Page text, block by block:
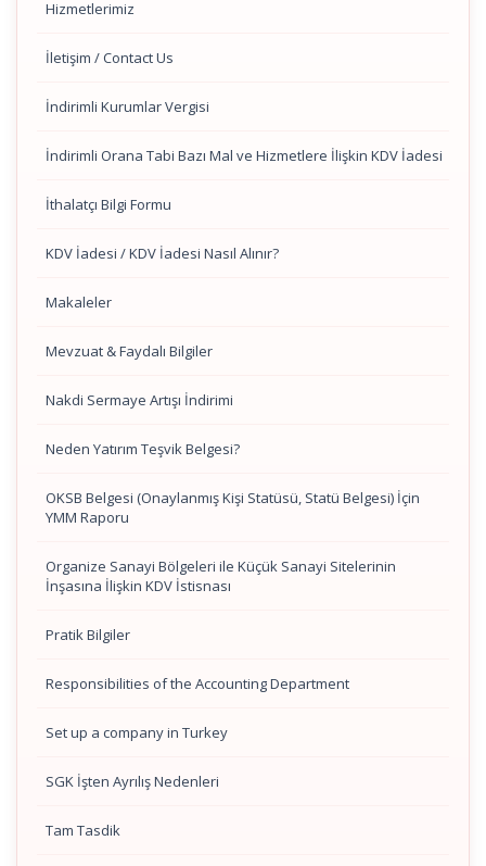
Hizmetlerimiz
İletişim / Contact Us
İndirimli Kurumlar Vergisi
İndirimli Orana Tabi Bazı Mal ve Hizmetlere İlişkin KDV İadesi
İthalatçı Bilgi Formu
KDV İadesi / KDV İadesi Nasıl Alınır?
Makaleler
Mevzuat & Faydalı Bilgiler
Nakdi Sermaye Artışı İndirimi
Neden Yatırım Teşvik Belgesi?
OKSB Belgesi (Onaylanmış Kişi Statüsü, Statü Belgesi) İçin
YMM Raporu
Organize Sanayi Bölgeleri ile Küçük Sanayi Sitelerinin
İnşasına İlişkin KDV İstisnası
Pratik Bilgiler
Responsibilities of the Accounting Department
Set up a company in Turkey
SGK İşten Ayrılış Nedenleri
Tam Tasdik